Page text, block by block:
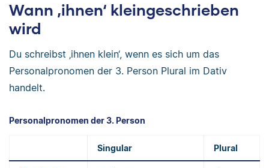
Wann ‚ihnen‘ kleingeschrieben
wird
Du schreibst ‚ihnen klein‘, wenn es sich um das
Personalpronomen der 3. Person Plural im Dativ
handelt.
Personalpronomen der 3. Person
Singular Plural